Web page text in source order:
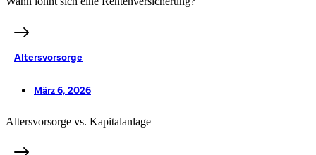
Altersvorsorge
März 6, 2026
Altersvorsorge vs. Kapitalanlage